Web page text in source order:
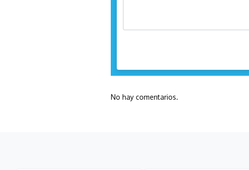
No hay comentarios.